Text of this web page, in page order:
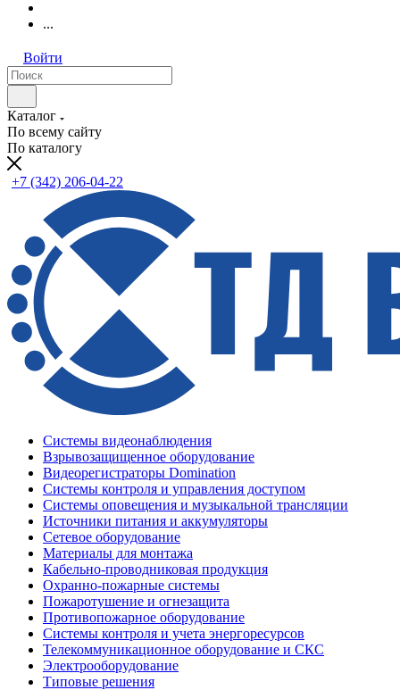
...
Войти
Каталог
По всему сайту
По каталогу
+7 (342) 206-04-22
Системы видеонаблюдения
Взрывозащищенное оборудование
Видеорегистраторы Domination
Системы контроля и управления доступом
Системы оповещения и музыкальной трансляции
Источники питания и аккумуляторы
Сетевое оборудование
Материалы для монтажа
Кабельно-проводниковая продукция
Охранно-пожарные системы
Пожаротушение и огнезащита
Противопожарное оборудование
Системы контроля и учета энергоресурсов
Телекоммуникационное оборудование и СКС
Электрооборудование
Типовые решения